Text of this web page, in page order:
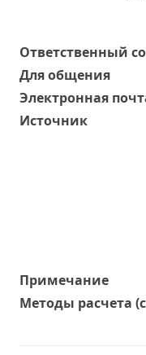
Oтветственный
Для общения
Электронная
Источник
Примечание
Методы расчета